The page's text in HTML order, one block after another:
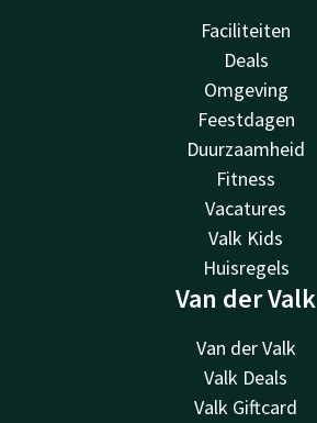
Faciliteiten
Deals
Omgeving
Feestdagen
Duurzaamheid
Fitness
Vacatures
Valk Kids
Huisregels
Van der Valk
Van der Valk
Valk Deals
Valk Giftcard